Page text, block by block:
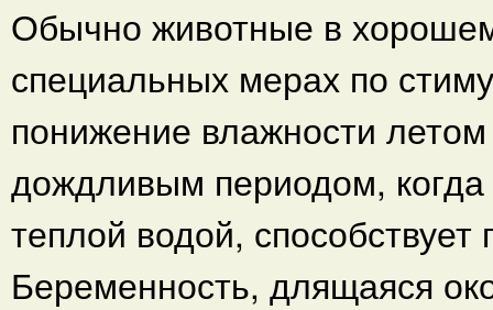
Обычно животные в
специальных мерах по
понижение влажности
дождливым периодом,
теплой водой, способствует
Беременность, длящаяся